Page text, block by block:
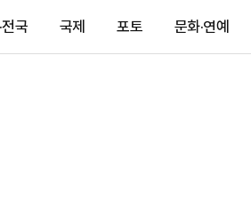
전국 국제 포토 문화·연예